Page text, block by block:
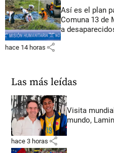
Así es el plan
Comuna 13 de
a
hace 14 horas share
Las más leídas
Visita
mundo,
hace 3 horas share